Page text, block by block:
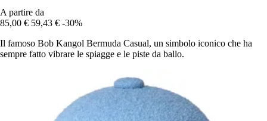
A partire da
85,00 € 59,43 € -30%
Il famoso Bob Kangol Bermuda Casual, un simbolo iconico che ha
sempre fatto vibrare le spiagge e le piste da ballo.